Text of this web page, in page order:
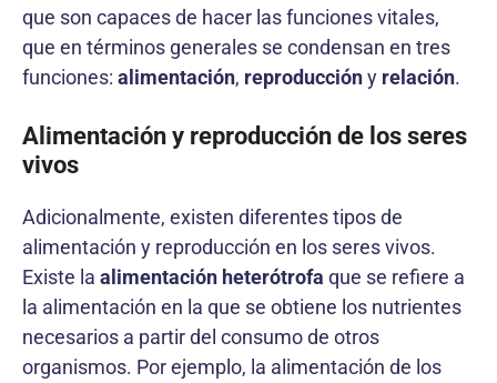
que son capaces de hacer las funciones vitales,
que en términos generales se condensan en tres
funciones: alimentación, reproduccióny relación.
Alimentación y reproducción de los seres
vivos
Adicionalmente, existen diferentes tipos de
alimentación y reproducción en los seres vivos.
Existe la alimentación heterótrofa que se refiere a
la alimentación en la que se obtiene los nutrientes
necesarios a partir del consumo de otros
organismos. Por ejemplo, la alimentación de los